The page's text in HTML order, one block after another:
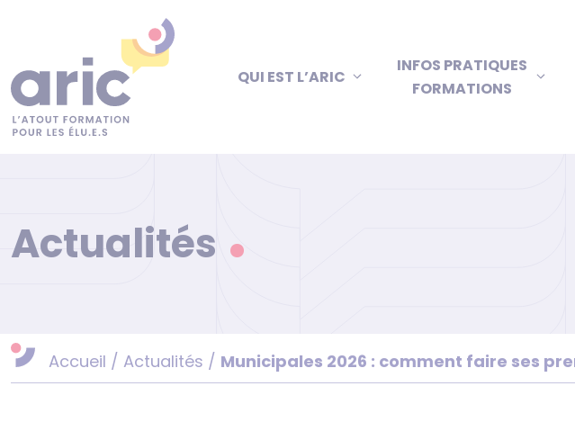
QUI EST L’ARIC
INFOS PRATIQUES
FORMATIONS
Actualités
Accueil / Actualités / Municipales 2026 : comment faire ses